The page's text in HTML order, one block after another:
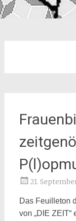
21.
Das Feuilleton
von „DIE